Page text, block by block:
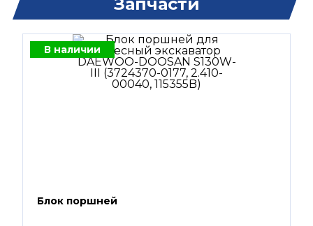
В наличии
Блок поршней